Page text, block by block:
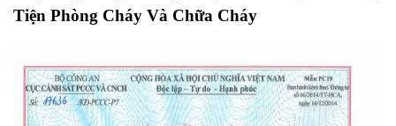
Tiện Phòng Cháy Và Chữa Cháy